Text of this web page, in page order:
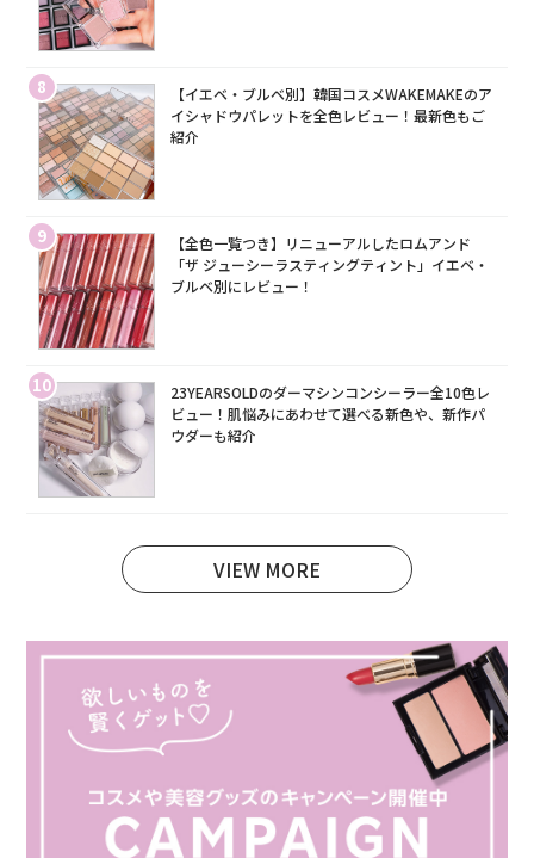
8
【イエベ・ブルベ別】韓国コスメWAKEMAKEのア
イシャドウパレットを全色レビュー！最新色もご
紹介
9
【全色一覧つき】リニューアルしたロムアンド
「ザ ジューシーラスティングティント」イエベ・
ブルベ別にレビュー！
10
23YEARSOLDのダーマシンコンシーラー全10色レ
ビュー！肌悩みにあわせて選べる新色や、新作パ
ウダーも紹介
VIEW MORE